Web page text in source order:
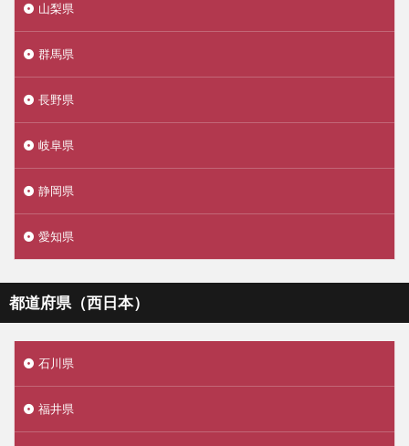
山梨県
群馬県
長野県
岐阜県
静岡県
愛知県
都道府県（西日本）
石川県
福井県